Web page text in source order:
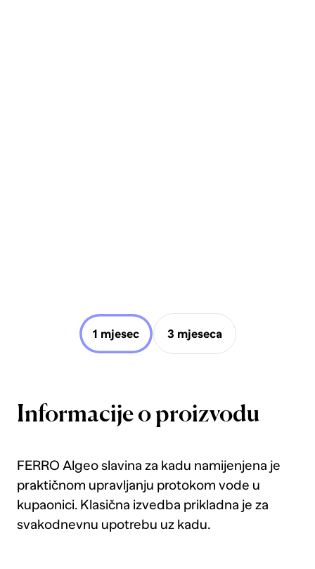
1 mjesec 3 mjeseca
Informacije o proizvodu
FERRO Algeo slavina za kadu namijenjena je
praktičnom upravljanju protokom vode u
kupaonici. Klasična izvedba prikladna je za
svakodnevnu upotrebu uz kadu.